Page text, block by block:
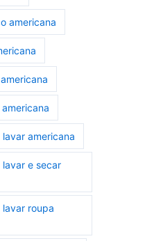
americana
americana
e secar
roupa